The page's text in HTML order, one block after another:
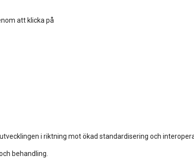
att klicka på
i riktning mot ökad standardisering och
behandling.